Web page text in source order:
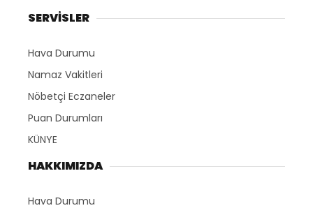
SERVİSLER
Hava Durumu
Namaz Vakitleri
Nöbetçi Eczaneler
Puan Durumları
KÜNYE
HAKKIMIZDA
Hava Durumu